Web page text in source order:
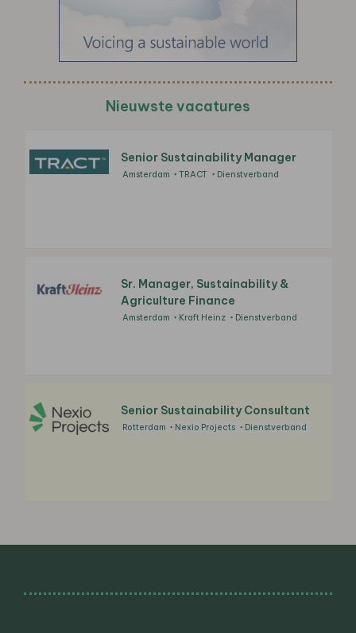
Nieuwste vacatures
Senior Sustainability Manager
Amsterdam TRACT Dienstverband
Sr. Manager, Sustainability &
Agriculture Finance
Amsterdam Kraft Heinz Dienstverband
Senior Sustainability Consultant
Rotterdam Nexio Projects Dienstverband